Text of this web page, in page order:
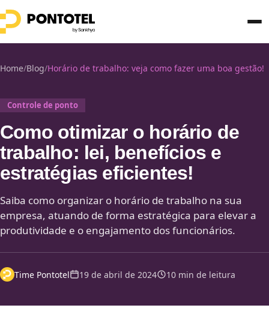
Home/Blog/Horário de trabalho: veja como fazer uma boa gestão!
Controle de ponto
Como otimizar o horário de
trabalho: lei, benefícios e
estratégias eficientes!
Saiba como organizar o horário de trabalho na sua
empresa, atuando de forma estratégica para elevar a
produtividade e o engajamento dos funcionários.
Time Pontotel 19 de abril de 2024 10 min de leitura